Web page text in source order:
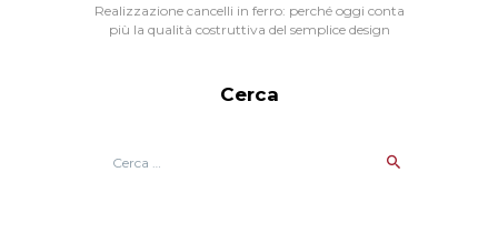
Realizzazione cancelli in ferro: perché oggi conta
più la qualità costruttiva del semplice design
Cerca